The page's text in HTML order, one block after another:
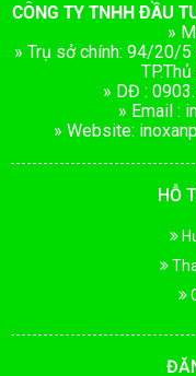
CÔNG TY TNHH ĐẦU
»
» Trụ sở chính: 94/20/5
» DĐ :
» Email :
» Website:
HỖ